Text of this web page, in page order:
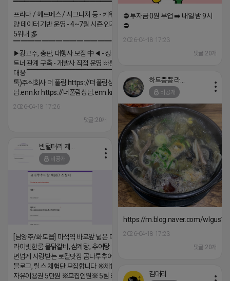
▔▔▔▔▔▔▔▔▔▔▔▔▔▔▔▔▔▔ ▶쿠팡◀
프라다 / 헤르메스 / 시그니처 등 - 키워드 검색
량 데이터 기반 운영 - 4~7월 시즌 인기 키워드
5위내 多
▔▔▔▔▔▔▔▔▔▔▔▔▔▔▔▔▔▔
▶광고주, 총판, 대행사 모집 中◀ - 장기 협업 파
트너 관계 구축 - 개발사 직접 운영 빠른 피드백
대응 ▔▔▔▔▔▔▔▔▔▔▔▔▔▔▔▔▔▔ (카
톡)주식회사 더 풀림 https://더풀림상
담.enn.kr https://더풀림상담.enn.kr
2026-04-18 17:26
댓글:20개
⛔️ 투자금 0원 부업 ➡️ 내일 밤 9시
⛔️
2026-04-18 17:23
댓글:20개
하트뿅뿅 라이언
비공개
https://m.blog.naver.com/
2026-04-18 17:23
댓글:20개
비공개
[남양주/화도읍] 마석역 바로앞 넓은 매장과, 프
라이빗한룸 물닭갈비, 삼계탕, 추어탕 맛집 10
년넘게 사랑받는 로컬맛집 곰나루추어탕에서
블로그, 릴스 체험단 모집합니다 ※체험메뉴※
자유이용권 5만원 ※모집인원※ 5팀 ※모집기
김대리